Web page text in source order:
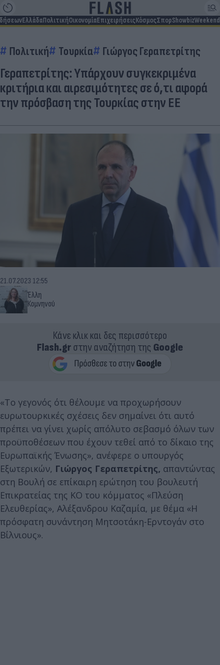
ΕλλάδαΠολιτικήΟικονομίαΕπιχειρήσειςΚόσμοςΣπορShowbizWeekend
Πολιτική Τουρκία Γιώργος Γεραπετρίτης
Γεραπετρίτης: Υπάρχουν συγκεκριμένα
κριτήρια και αιρεσιμότητες σε ό,τι αφορά
την πρόσβαση της Τουρκίας στην ΕΕ
Έλλη
Κομνηνού
21.07.2023 12:55
Κάνε κλικ και δες περισσότερο
Flash.grστην αναζήτηση της Google
«Το γεγονός ότι θέλουμε να προχωρήσουν
ευρωτουρκικές σχέσεις δεν σημαίνει ότι αυτό
πρέπει να γίνει χωρίς απόλυτο σεβασμό όλων των
προϋποθέσεων που έχουν τεθεί από το δίκαιο της
Ευρωπαϊκής Ένωσης», ανέφερε ο υπουργός
Εξωτερικών, Γιώργος Γεραπετρίτης, απαντώντας
στη Βουλή σε επίκαιρη ερώτηση του βουλευτή
Επικρατείας της ΚΟ του κόμματος «Πλεύση
Ελευθερίας», Αλέξανδρου Καζαμία, με θέμα «Η
πρόσφατη συνάντηση Μητσοτάκη-Ερντογάν στο
Βίλνιους».